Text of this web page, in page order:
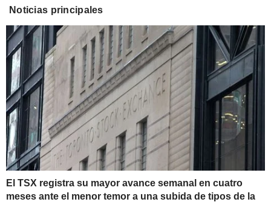
Noticias principales
El TSX registra su mayor avance semanal en cuatro
meses ante el menor temor a una subida de tipos de la